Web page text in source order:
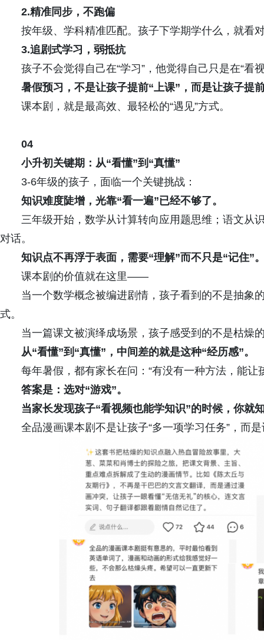
2.精准同步，不跑偏
按年级、学科精准匹配。孩子下学期学什么，就看
3.追剧式学习， 弱抵抗
孩子不会觉得自己在“学习”，他觉得自己只是在“看
暑假预习，不是让孩子提前“上课”，而是让孩子提
课本剧，就是最高效、最轻松的“遇见”方式。
04
小升初关键期：从“看懂”到 “真懂”
3-6年级的孩子，面临一个关键挑战：
知识难度陡增，光靠“看一遍”已经不够了。
三年级开始，数学从计算转向应用题思维；语文从
对话。
知识点不再浮于表面，需要“理解”而不只是“记住”
课本剧的价值就在这里——
当一个数学概念被编进剧情，孩子看到的不是抽象
式。
当一篇课文被演绎成场景，孩子感受到的不是枯燥
从“看懂”到 “真懂”，中间差的就是这种“经历感”。
每年暑假，都有家长在问：“有没有一种方法，能让
答案是： 选对“游戏”。
当家长发现孩子“看视频也能学知识”的时候，你就
全品漫画课本剧不是让孩子“多一项学习任务”，而